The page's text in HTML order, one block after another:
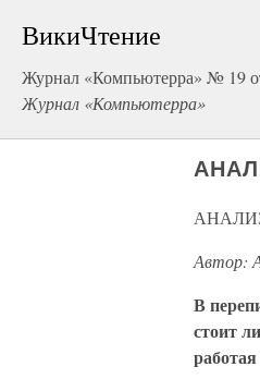
ВикиЧтение
Журнал «Компьютерра» № 19
Журнал «Компьютерра»
Автор:
В
стоит